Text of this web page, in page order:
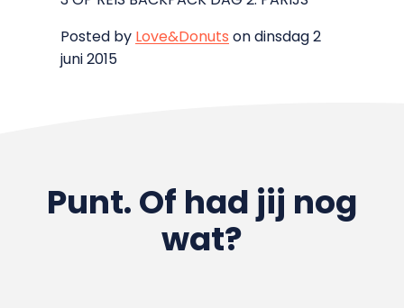
Posted by Love&Donuts on dinsdag 2
juni 2015
Punt. Of had jij nog
wat?